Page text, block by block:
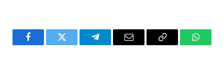
FacebookTwitter TelegramEmail
Copy